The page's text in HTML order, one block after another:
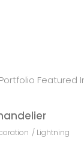
Lightning